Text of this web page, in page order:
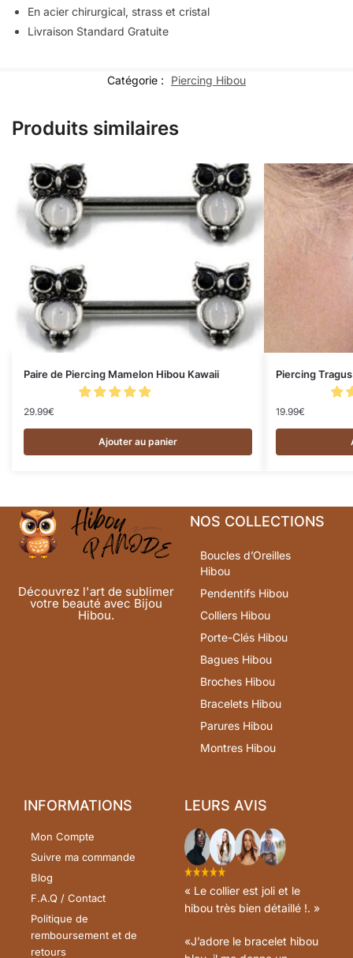
En acier chirurgical, strass et cristal
Livraison Standard Gratuite
Catégorie : Piercing Hibou
Produits similaires
Paire de Piercing Mamelon Hibou Kawaii
29.99€
Ajouter au panier
Piercing
19.99€
Découvrez l'art de sublimer
votre beauté avec Bijou
Hibou.
NOS COLLECTIONS
Boucles d’Oreilles
Hibou
Pendentifs Hibou
Colliers Hibou
Porte-Clés Hibou
Bagues Hibou
Broches Hibou
Bracelets Hibou
Parures Hibou
Montres Hibou
INFORMATIONS
Mon Compte
Suivre ma commande
Blog
F.A.Q / Contact
Politique de
remboursement et de
retours
LEURS AVIS
« Le collier est joli et le
hibou très bien détaillé !. »
«J’adore le bracelet hibou